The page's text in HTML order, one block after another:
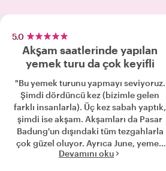
5.0
Akşam saatlerinde yapılan
yemek turu da çok keyifli
"Bu yemek turunu yapmayı seviyoruz.
Şimdi dördüncü kez (bizimle gelen
farklı insanlarla). Üç kez sabah yaptık,
şimdi ise akşam. Akşamları da Pasar
Badung'un dışındaki tüm tezgahlarla
çok güzel oluyor. Ayrıca June, yemek
yenecek harika yerleri çok iyi biliyor."
Devamını oku